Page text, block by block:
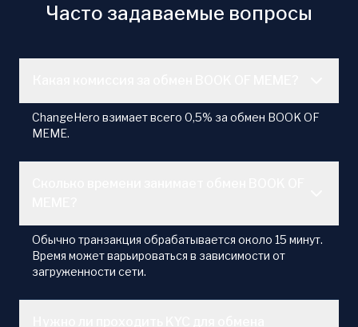
Часто задаваемые вопросы
ChangeHero взимает всего 0,5% за обмен BOOK OF
MEME.
Обычно транзакция обрабатывается около 15 минут.
Время может варьироваться в зависимости от
загруженности сети.